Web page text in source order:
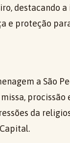
destacando
e proteção
a São
da